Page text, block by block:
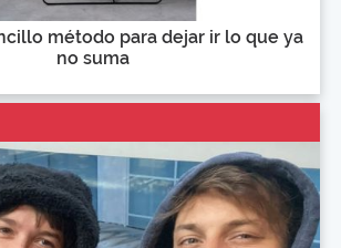
método para dejar ir lo que ya
no suma